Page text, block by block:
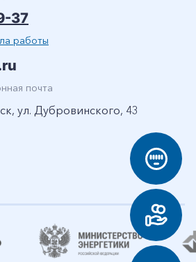
37
работы
почта
ул. Дубровинского, 43